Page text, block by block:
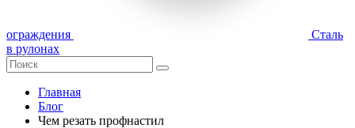
ограждения
Сталь
в рулонах
Главная
Блог
Чем резать профнастил